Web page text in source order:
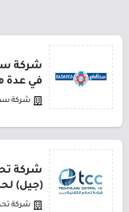
شركة
في عدة
شركة
شركة
(جيل)
شركة